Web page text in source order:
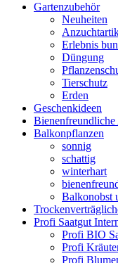
Gartenzubehör
Neuheiten
Erlebnis
Düngung
Tierschutz
Erden
Geschenkideen
Balkonpflanzen
sonnig
schattig
winterhart
Balkonobst
Profi Saatgut
Profi BIO
Profi
Profi